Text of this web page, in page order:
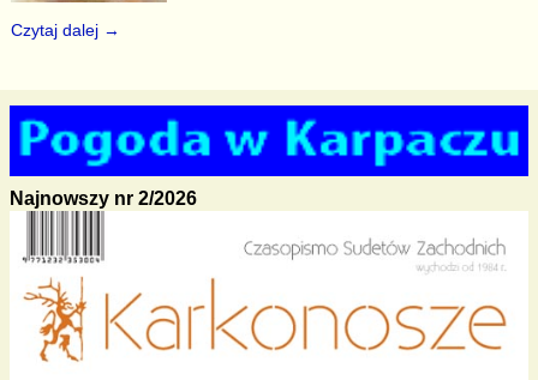
Czytaj dalej →
Najnowszy nr 2/2026